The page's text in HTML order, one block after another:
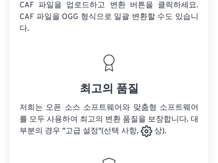
CAF 파일을 업로드하고 변환 버튼을 클릭하세요.
CAF 파일을 OGG 형식으로 일괄 변환할 수도 있습니
다.
최고의 품질
저희는 오픈 소스 소프트웨어와 맞춤형 소프트웨어
를 모두 사용하여 최고의 변환 품질을 보장합니다. 대
부분의 경우 "고급 설정"(선택 사항,
상).